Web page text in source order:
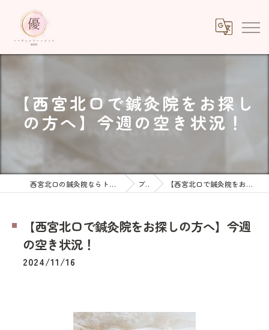
【西宮北口で鍼灸院をお探し
の方へ】今週の空き状況！
西宮北口の鍼灸院ならトータルトリートメント優鍼灸院 ブログ 【西宮北口で鍼灸院をお探しの方へ】今週の空き状況！
【西宮北口で鍼灸院をお探しの方へ】今週
の空き状況！
2024/11/16